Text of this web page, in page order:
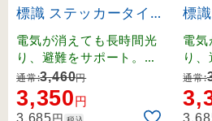
標識 ステッカータイプ
蓄光LE-18シリーズ 矢
印無し (71804)
電気が消えても長時間光
り、避難をサポート。離
けい紙をはがして貼るだ
けの便利なステッカータ
イプです。
通常:3,460円
3,350円
標
蓄
矢
電
り
けい
けの
イプ
通常: